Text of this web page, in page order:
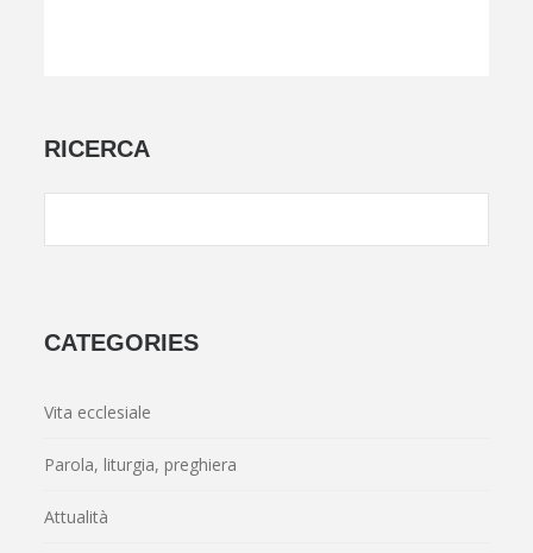
RICERCA
CATEGORIES
Vita ecclesiale
Parola, liturgia, preghiera
Attualità